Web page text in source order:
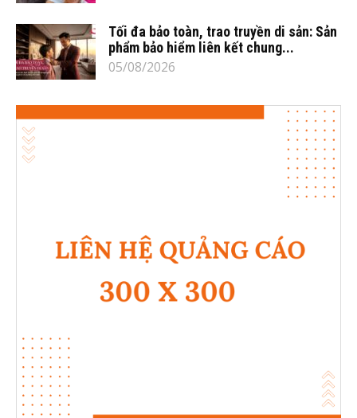
Tối đa bảo toàn, trao truyền di sản: Sản
phẩm bảo hiểm liên kết chung...
05/08/2026